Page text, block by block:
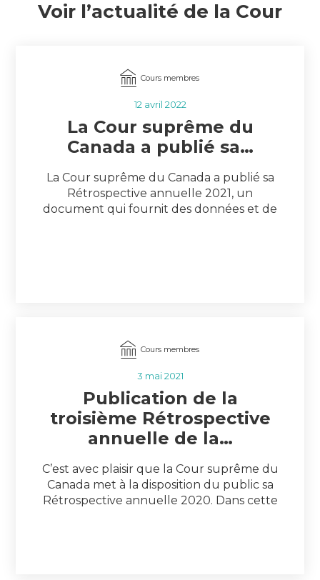
Voir l’actualité de la Cour
Cours membres
12 avril 2022
La Cour suprême du
Canada a publié sa…
La Cour suprême du Canada a publié sa
Rétrospective annuelle 2021, un
document qui fournit des données et de
Cours membres
3 mai 2021
Publication de la
troisième Rétrospective
annuelle de la…
C’est avec plaisir que la Cour suprême du
Canada met à la disposition du public sa
Rétrospective annuelle 2020. Dans cette